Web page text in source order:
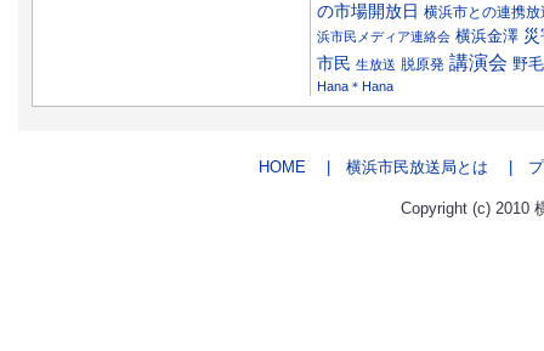
の市場開放日 横浜市との連携放
浜市民メディア連絡会 横浜金澤
市民 生放送 脱原発 講演会 野毛
Hana＊Hana
HOME | 横浜市民放送局とは | プ
Copyright (c) 2010